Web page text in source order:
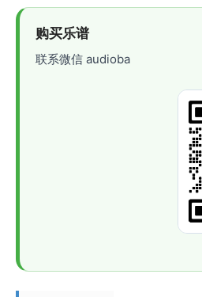
购买乐谱
联系微信 audioba